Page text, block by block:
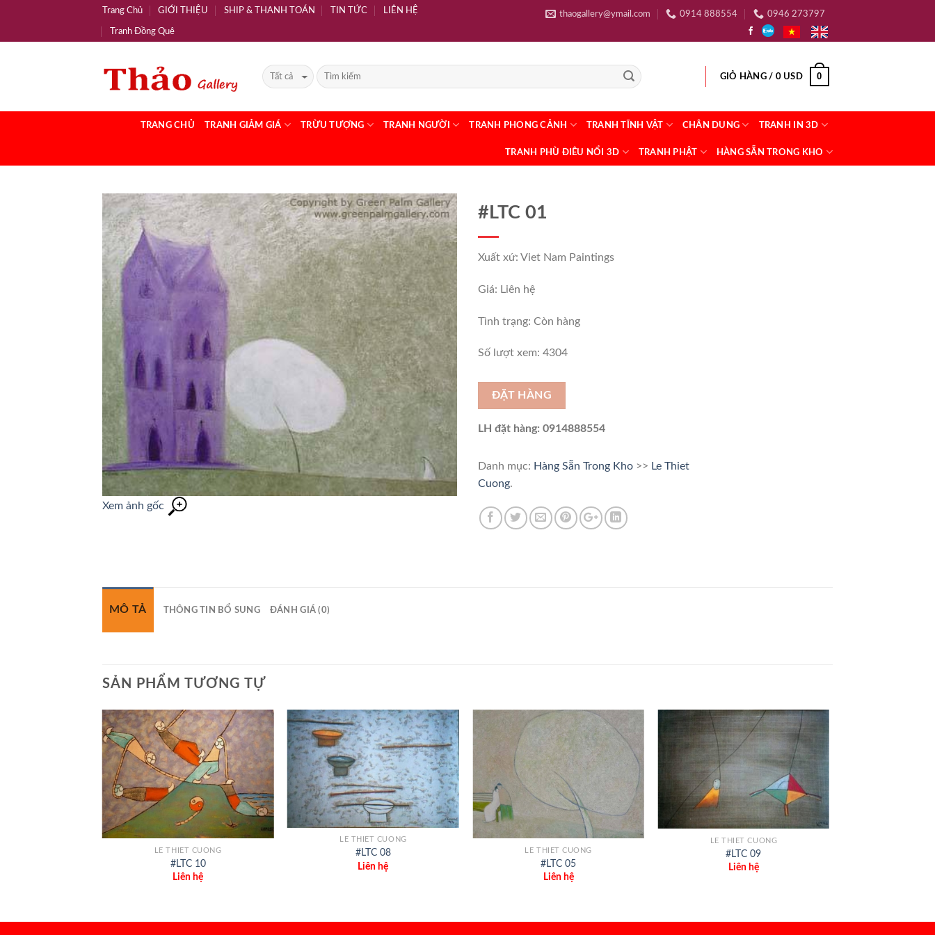
Trang Chủ GIỚI THIỆU SHIP & THANH TOÁN TIN TỨC LIÊN HỆ
Tranh Đồng Quê
thaogallery@ymail.com 0914 888554 0946 273797
GIỎ HÀNG / 0USD 0
TRANG CHỦ TRANH GIẢM GIÁ TRỪU TƯỢNG TRANH NGƯỜI TRANH PHONG CẢNH TRANH TĨNH VẬT CHÂN DUNG TRANH IN 3D
TRANH PHÙ ĐIÊU NỔI 3D TRANH PHẬT HÀNG SẴN TRONG KHO
Xem ảnh gốc
#LTC 01
Xuất xứ: Viet Nam Paintings
Giá: Liên hệ
Tình trạng: Còn hàng
Số lượt xem: 4304
ĐẶT HÀNG
LH đặt hàng: 0914888554
Danh mục: Hàng Sẵn Trong Kho >> Le Thiet
Cuong.
MÔ TẢ THÔNG TIN BỔ SUNG ĐÁNH GIÁ (0)
SẢN PHẨM TƯƠNG TỰ
+
LE THIET CUONG
#LTC 10
Liên hệ
+
LE THIET CUONG
#LTC 08
Liên hệ
LE THIET CUONG
#LTC 05
Liên hệ
LE THIET CUONG
#LTC 09
Liên hệ